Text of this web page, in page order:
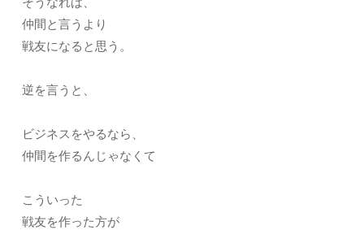
仲間と言うより
戦友になると思う。
逆を言うと、
ビジネスをやるなら、
仲間を作るんじゃなくて
こういった
戦友を作った方が